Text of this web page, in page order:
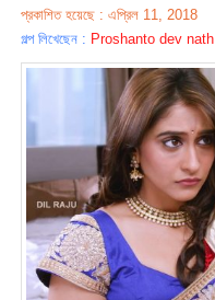
প্রকাশিত হয়েছে : এপ্রিল 11, 2018
গল্প লিখেছেন : Proshanto dev nath